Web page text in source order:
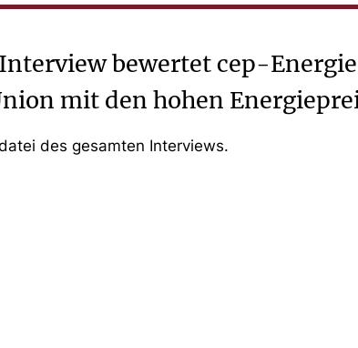
bewertet cep-
mit den hohen
des gesamten Interviews.